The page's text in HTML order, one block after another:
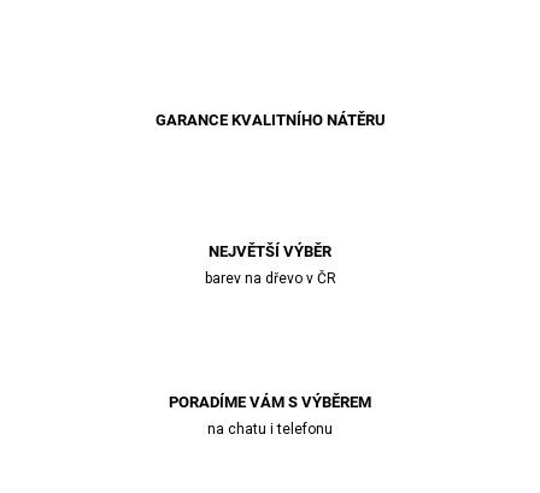
GARANCE KVALITNÍHO NÁTĚRU
NEJVĚTŠÍ VÝBĚR
barev na dřevo v ČR
PORADÍME VÁM S VÝBĚREM
na chatu i telefonu